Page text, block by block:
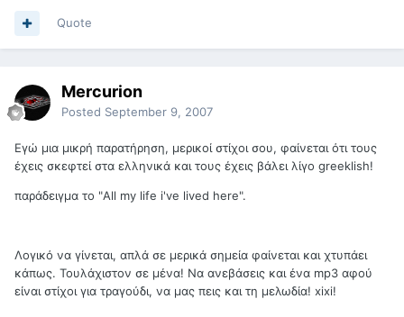
Quote
Mercurion
Posted September 9, 2007
Εγώ μια μικρή παρατήρηση, μερικοί στίχοι σου, φαίνεται ότι τους
έχεις σκεφτεί στα ελληνικά και τους έχεις βάλει λίγο greeklish!
παράδειγμα το "All my life i've lived here".
Λογικό να γίνεται, απλά σε μερικά σημεία φαίνεται και χτυπάει
κάπως. Τουλάχιστον σε μένα! Να ανεβάσεις και ένα mp3 αφού
είναι στίχοι για τραγούδι, να μας πεις και τη μελωδία! xixi!